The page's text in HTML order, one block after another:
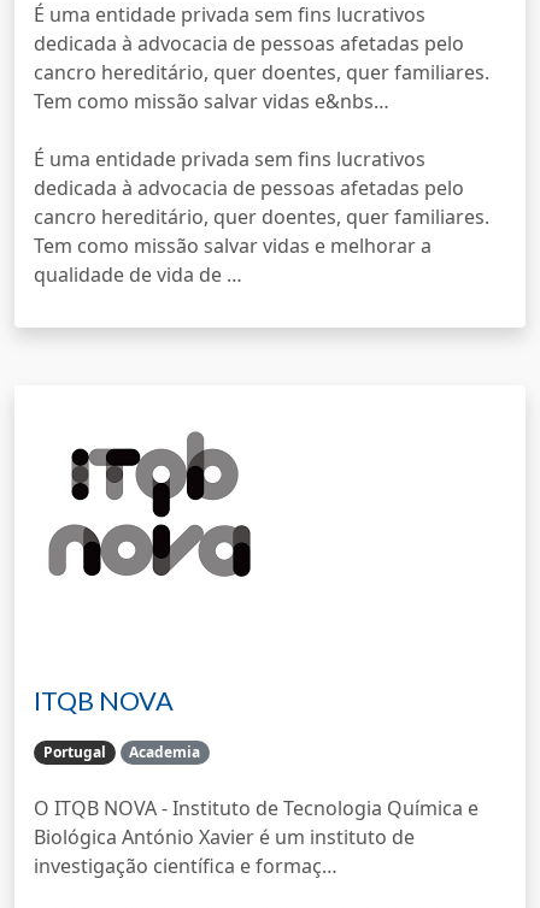
É uma entidade privada sem fins lucrativos
dedicada à advocacia de pessoas afetadas pelo
cancro hereditário, quer doentes, quer familiares.
Tem como missão salvar vidas e&nbs…
É uma entidade privada sem fins lucrativos
dedicada à advocacia de pessoas afetadas pelo
cancro hereditário, quer doentes, quer familiares.
Tem como missão salvar vidas e melhorar a
qualidade de vida de …
ITQB NOVA
Portugal Academia
O ITQB NOVA - Instituto de Tecnologia Química e
Biológica António Xavier é um instituto de
investigação científica e formaç…